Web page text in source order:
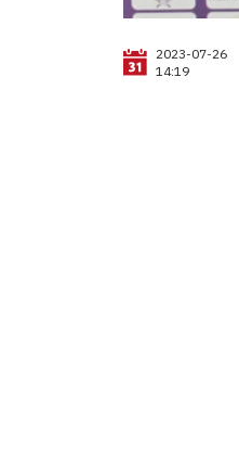
2023-07-26
14:19